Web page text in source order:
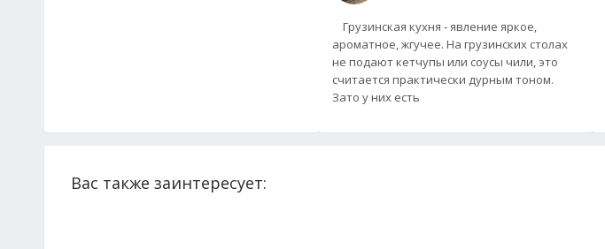
Грузинская кухня - явление яркое,
ароматное, жгучее. На грузинских столах
не подают кетчупы или соусы чили, это
считается практически дурным тоном.
Зато у них есть
Вас также заинтересует: